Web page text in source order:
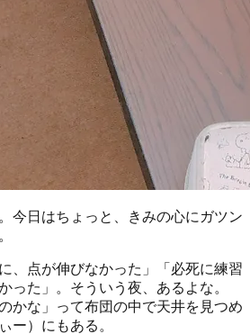
今日はちょっと、きみの心にガツン
、点が伸びなかった」「必死に練習
った」。そういう夜、あるよな。
かな」って布団の中で天井を見つめ
ー）にもある。